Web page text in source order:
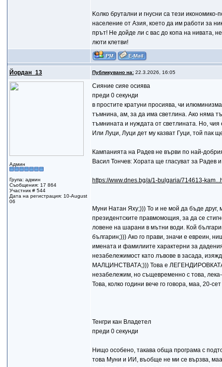
Koлко брутални и гнусни са тези
население от Азия, което да им работи за
прът! Не дойде ли с вас до копа на нивата,
люти клетви!
Йордан_13 Публикувано на:22.3.2026, 16:05
Админ
Група: админ
Съобщения: 17 864
Участник # 544
Дата на регистрация: 10-August
06
Сияние сияе осиява
преди 0 секунди
в простите кратуни просиява, чи
тъмнина, ам, за да има светлина. Ако няма
тъмнината и нуждата от светлината. Но,
Или Луци, Луци дет му казват Гуци, той пак
Кампанията на Радев не върви по най-
Васил Тончев: Хората ще гласуват за
https://www.dnes.bg/a/1-bulgaria/714613-
Муни Натан Яху;))) То и не мой да бъде
президентските правмомощия, за да се
ловене на шарани в мътни води. Кой
българин;))) Ако го прави, значи е евреин,
имената и фамилиите характерни за
незабележимост като лъвове в засада,
МАЛЦИНСТВАТА;))) Това е
незабележим, но същевременно с това,
Това, колко години вече го говора, маа, 20-
Тенгри кан Владетел
преди 0 секунди
Нищо особено, такава обща програма с
това Муни и ИИ, въобще не ми се вързва,